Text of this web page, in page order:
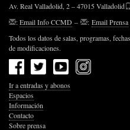
Av. Real Valladolid, 2 – 47015 Valladolid
:Email Info CCMD – : Email Prensa
Todos los datos de salas, programas,
de modificaciones.
Ir a entradas y abonos
Espacios
Información
Contacto
Sobre prensa